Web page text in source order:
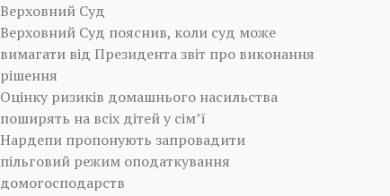
Верховний Суд
Верховний Суд пояснив, коли суд може
вимагати від Президента звіт про виконання
рішення
Оцінку ризиків домашнього насильства
поширять на всіх дітей у сім’ї
Нардепи пропонують запровадити
пільговий режим оподаткування
домогосподарств